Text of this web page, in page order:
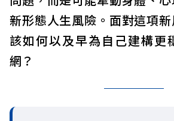
新形態人生風險。面對這項
該如何以及早為自己建構更
網？